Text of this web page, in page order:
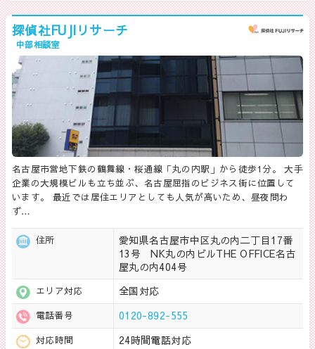
探偵社FUJIリサーチ
中部相談室
名古屋市営地下鉄の鶴舞線・桜通線「丸の内駅」から徒歩1分。 大手
企業の大規模ビルも立ち並ぶ、名古屋屈指のビジネス街に位置して
います。 最近では居住エリアとしても人気が高いため、昼夜問わ
ず…
住所
愛知県名古屋市中区丸の内二丁目17番
13号 NK丸の内ビルTHE OFFICE名古
屋丸の内404号
エリア対応 全国対応
電話番号 0120-892-555
対応時間 24時間電話対応